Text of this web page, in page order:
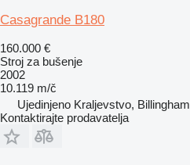
Casagrande B180
160.000 €
Stroj za bušenje
2002
10.119 m/č
Ujedinjeno Kraljevstvo, Billingham
Kontaktirajte prodavatelja